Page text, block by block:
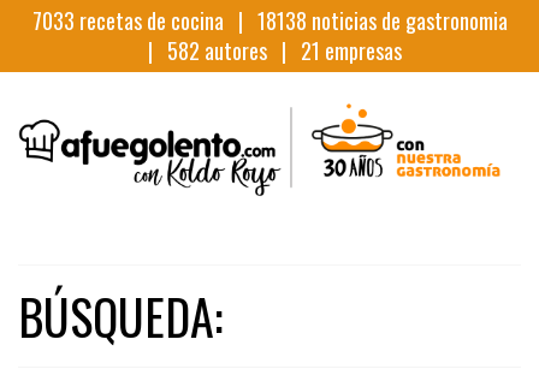
7033 recetas de cocina | 18138 noticias de gastronomia
| 582 autores | 21 empresas
BÚSQUEDA: